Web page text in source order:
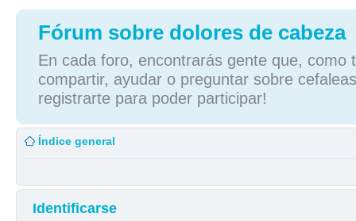
Fórum sobre dolores de cabeza
En cada foro, encontrarás gente que, como
compartir, ayudar o preguntar sobre
registrarte para poder participar!
Índice general
Identificarse